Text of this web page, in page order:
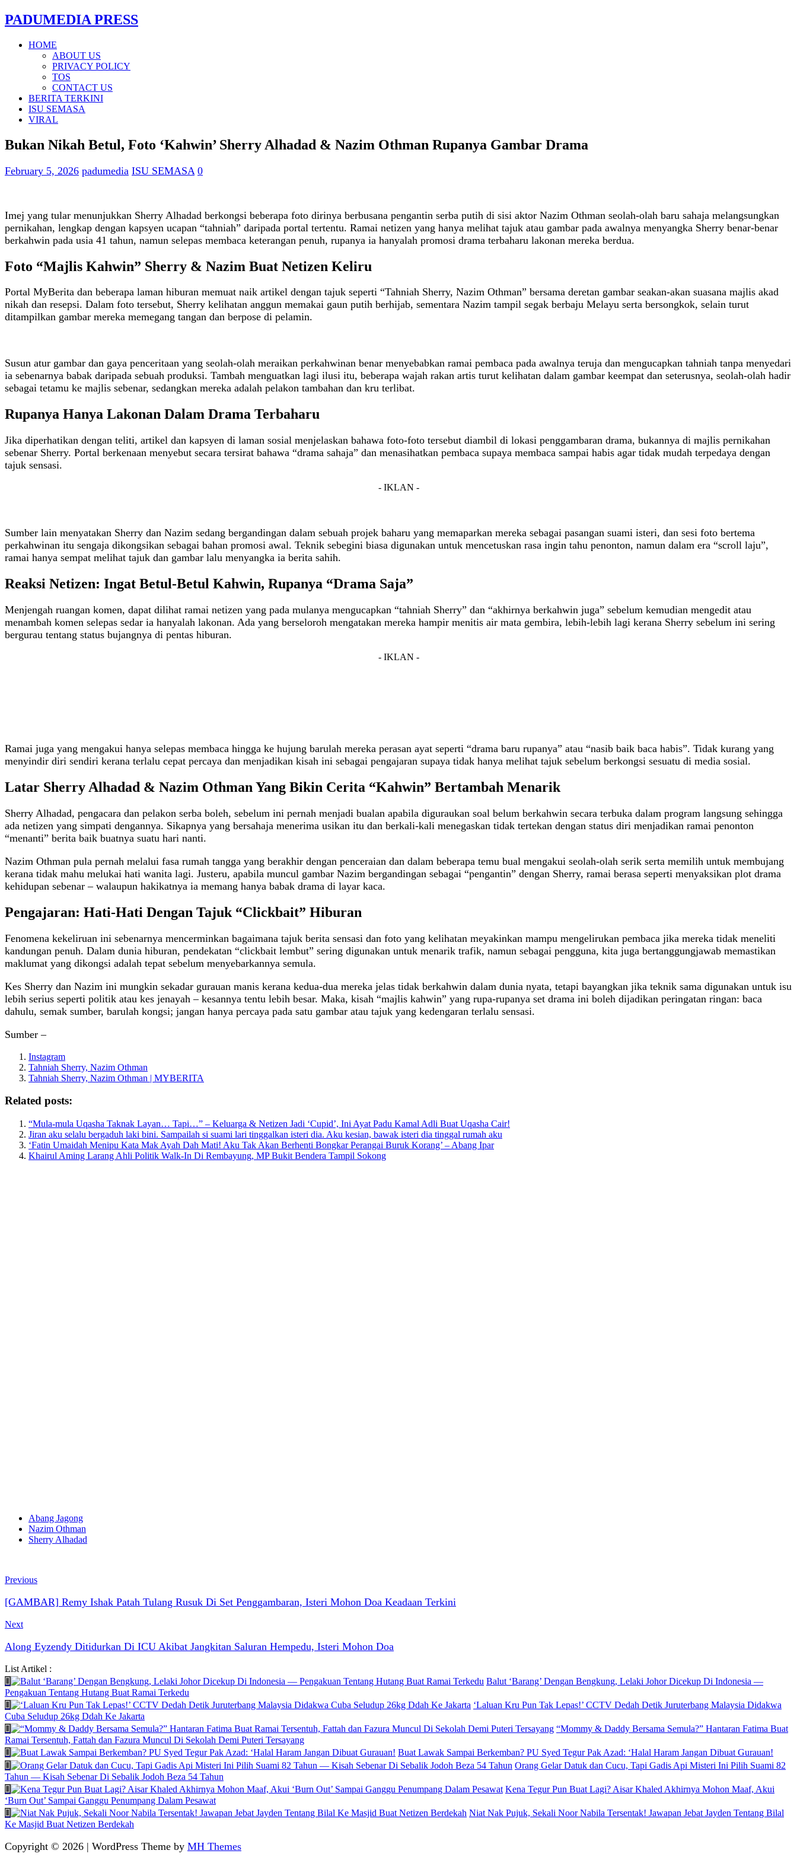
PADUMEDIA PRESS
HOME
ABOUT US
PRIVACY POLICY
TOS
CONTACT US
BERITA TERKINI
ISU SEMASA
VIRAL
Bukan Nikah Betul, Foto ‘Kahwin’ Sherry Alhadad & Nazim Othman Rupanya Gambar Drama
February 5, 2026 padumedia ISU SEMASA 0
Imej yang tular menunjukkan Sherry Alhadad berkongsi beberapa foto dirinya berbusana pengantin serba putih di sisi aktor Nazim Othman seolah‑olah baru sahaja melangsungkan
pernikahan, lengkap dengan kapsyen ucapan “tahniah” daripada portal tertentu. Ramai netizen yang hanya melihat tajuk atau gambar pada awalnya menyangka Sherry benar‑benar
berkahwin pada usia 41 tahun, namun selepas membaca keterangan penuh, rupanya ia hanyalah promosi drama terbaharu lakonan mereka berdua.
Foto “Majlis Kahwin” Sherry & Nazim Buat Netizen Keliru
Portal MyBerita dan beberapa laman hiburan memuat naik artikel dengan tajuk seperti “Tahniah Sherry, Nazim Othman” bersama deretan gambar seakan‑akan suasana majlis akad
nikah dan resepsi. Dalam foto tersebut, Sherry kelihatan anggun memakai gaun putih berhijab, sementara Nazim tampil segak berbaju Melayu serta bersongkok, selain turut
ditampilkan gambar mereka memegang tangan dan berpose di pelamin.
Susun atur gambar dan gaya penceritaan yang seolah‑olah meraikan perkahwinan benar menyebabkan ramai pembaca pada awalnya teruja dan mengucapkan tahniah tanpa menyedari
ia sebenarnya babak daripada sebuah produksi. Tambah menguatkan lagi ilusi itu, beberapa wajah rakan artis turut kelihatan dalam gambar keempat dan seterusnya, seolah‑olah hadir
sebagai tetamu ke majlis sebenar, sedangkan mereka adalah pelakon tambahan dan kru terlibat.
Rupanya Hanya Lakonan Dalam Drama Terbaharu
Jika diperhatikan dengan teliti, artikel dan kapsyen di laman sosial menjelaskan bahawa foto‑foto tersebut diambil di lokasi penggambaran drama, bukannya di majlis pernikahan
sebenar Sherry. Portal berkenaan menyebut secara tersirat bahawa “drama sahaja” dan menasihatkan pembaca supaya membaca sampai habis agar tidak mudah terpedaya dengan
tajuk sensasi.
- IKLAN -
Sumber lain menyatakan Sherry dan Nazim sedang bergandingan dalam sebuah projek baharu yang memaparkan mereka sebagai pasangan suami isteri, dan sesi foto bertema
perkahwinan itu sengaja dikongsikan sebagai bahan promosi awal. Teknik sebegini biasa digunakan untuk mencetuskan rasa ingin tahu penonton, namun dalam era “scroll laju”,
ramai hanya sempat melihat tajuk dan gambar lalu menyangka ia berita sahih.
Reaksi Netizen: Ingat Betul‑Betul Kahwin, Rupanya “Drama Saja”
Menjengah ruangan komen, dapat dilihat ramai netizen yang pada mulanya mengucapkan “tahniah Sherry” dan “akhirnya berkahwin juga” sebelum kemudian mengedit atau
menambah komen selepas sedar ia hanyalah lakonan. Ada yang berseloroh mengatakan mereka hampir menitis air mata gembira, lebih‑lebih lagi kerana Sherry sebelum ini sering
bergurau tentang status bujangnya di pentas hiburan.
- IKLAN -
Ramai juga yang mengakui hanya selepas membaca hingga ke hujung barulah mereka perasan ayat seperti “drama baru rupanya” atau “nasib baik baca habis”. Tidak kurang yang
menyindir diri sendiri kerana terlalu cepat percaya dan menjadikan kisah ini sebagai pengajaran supaya tidak hanya melihat tajuk sebelum berkongsi sesuatu di media sosial.
Latar Sherry Alhadad & Nazim Othman Yang Bikin Cerita “Kahwin” Bertambah Menarik
Sherry Alhadad, pengacara dan pelakon serba boleh, sebelum ini pernah menjadi bualan apabila diguraukan soal belum berkahwin secara terbuka dalam program langsung sehingga
ada netizen yang simpati dengannya. Sikapnya yang bersahaja menerima usikan itu dan berkali‑kali menegaskan tidak tertekan dengan status diri menjadikan ramai penonton
“menanti” berita baik buatnya suatu hari nanti.
Nazim Othman pula pernah melalui fasa rumah tangga yang berakhir dengan penceraian dan dalam beberapa temu bual mengakui seolah‑olah serik serta memilih untuk membujang
kerana tidak mahu melukai hati wanita lagi. Justeru, apabila muncul gambar Nazim bergandingan sebagai “pengantin” dengan Sherry, ramai berasa seperti menyaksikan plot drama
kehidupan sebenar – walaupun hakikatnya ia memang hanya babak drama di layar kaca.
Pengajaran: Hati‑Hati Dengan Tajuk “Clickbait” Hiburan
Fenomena kekeliruan ini sebenarnya mencerminkan bagaimana tajuk berita sensasi dan foto yang kelihatan meyakinkan mampu mengelirukan pembaca jika mereka tidak meneliti
kandungan penuh. Dalam dunia hiburan, pendekatan “clickbait lembut” sering digunakan untuk menarik trafik, namun sebagai pengguna, kita juga bertanggungjawab memastikan
maklumat yang dikongsi adalah tepat sebelum menyebarkannya semula.
Kes Sherry dan Nazim ini mungkin sekadar gurauan manis kerana kedua‑dua mereka jelas tidak berkahwin dalam dunia nyata, tetapi bayangkan jika teknik sama digunakan untuk isu
lebih serius seperti politik atau kes jenayah – kesannya tentu lebih besar. Maka, kisah “majlis kahwin” yang rupa‑rupanya set drama ini boleh dijadikan peringatan ringan: baca
dahulu, semak sumber, barulah kongsi; jangan hanya percaya pada satu gambar atau tajuk yang kedengaran terlalu sensasi.
Sumber – ​
Instagram
Tahniah Sherry, Nazim Othman
Tahniah Sherry, Nazim Othman | MYBERITA
Related posts:
“Mula-mula Uqasha Taknak Layan… Tapi…” – Keluarga & Netizen Jadi ‘Cupid’, Ini Ayat Padu Kamal Adli Buat Uqasha Cair!
Jiran aku selalu bergaduh laki bini. Sampailah si suami lari tinggalkan isteri dia. Aku kesian, bawak isteri dia tinggal rumah aku
‘Fatin Umaidah Menipu Kata Mak Ayah Dah Mati! Aku Tak Akan Berhenti Bongkar Perangai Buruk Korang’ – Abang Ipar
Khairul Aming Larang Ahli Politik Walk‑In Di Rembayung, MP Bukit Bendera Tampil Sokong
Abang Jagong
Nazim Othman
Sherry Alhadad
Previous
[GAMBAR] Remy Ishak Patah Tulang Rusuk Di Set Penggambaran, Isteri Mohon Doa Keadaan Terkini
Next
Along Eyzendy Ditidurkan Di ICU Akibat Jangkitan Saluran Hempedu, Isteri Mohon Doa
List Artikel :
Balut ‘Barang’ Dengan Bengkung, Lelaki Johor Dicekup Di Indonesia —
Pengakuan Tentang Hutang Buat Ramai Terkedu
‘Laluan Kru Pun Tak Lepas!’ CCTV Dedah Detik Juruterbang Malaysia Didakwa
Cuba Seludup 26kg Ddah Ke Jakarta
“Mommy & Daddy Bersama Semula?” Hantaran Fatima Buat
Ramai Tersentuh, Fattah dan Fazura Muncul Di Sekolah Demi Puteri Tersayang
Buat Lawak Sampai Berkemban? PU Syed Tegur Pak Azad: ‘Halal Haram Jangan Dibuat Gurauan!
Orang Gelar Datuk dan Cucu, Tapi Gadis Api Misteri Ini Pilih Suami 82
Tahun — Kisah Sebenar Di Sebalik Jodoh Beza 54 Tahun
Kena Tegur Pun Buat Lagi? Aisar Khaled Akhirnya Mohon Maaf, Akui
‘Burn Out’ Sampai Ganggu Penumpang Dalam Pesawat
Niat Nak Pujuk, Sekali Noor Nabila Tersentak! Jawapan Jebat Jayden Tentang Bilal
Ke Masjid Buat Netizen Berdekah
Copyright © 2026 | WordPress Theme by MH Themes